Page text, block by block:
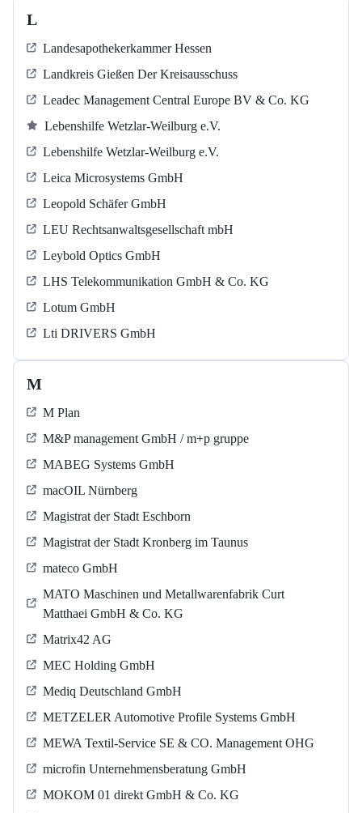
L
Landesapothekerkammer Hessen
Landkreis Gießen Der Kreisausschuss
Leadec Management Central Europe BV & Co. KG
Lebenshilfe Wetzlar-Weilburg e.V.
Lebenshilfe Wetzlar-Weilburg e.V.
Leica Microsystems GmbH
Leopold Schäfer GmbH
LEU Rechtsanwaltsgesellschaft mbH
Leybold Optics GmbH
LHS Telekommunikation GmbH & Co. KG
Lotum GmbH
Lti DRIVERS GmbH
M
M Plan
M&P management GmbH / m+p gruppe
MABEG Systems GmbH
macOIL Nürnberg
Magistrat der Stadt Eschborn
Magistrat der Stadt Kronberg im Taunus
mateco GmbH
MATO Maschinen und Metallwarenfabrik Curt
Matthaei GmbH & Co. KG
Matrix42 AG
MEC Holding GmbH
Mediq Deutschland GmbH
METZELER Automotive Profile Systems GmbH
MEWA Textil-Service SE & CO. Management OHG
microfin Unternehmensberatung GmbH
MOKOM 01 direkt GmbH & Co. KG